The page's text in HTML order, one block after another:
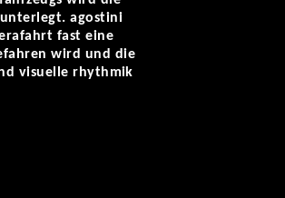
unterlegt. agostini
fast eine
wird und die
visuelle rhythmik